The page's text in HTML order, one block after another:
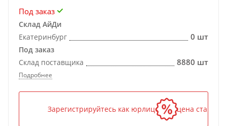
Под заказ
Склад АйДи
Екатеринбург
0 шт
Под заказ
Склад поставщика
8880 шт
Подробнее
Зарегистрируйтесь как юрлицо — и цена станет